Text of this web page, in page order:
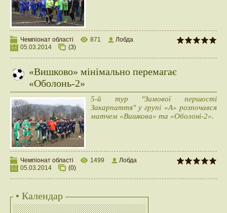
Чемпіонат області 871
Лобда
05.03.2014
(3)
«Вишково» мінімально перемагає
«Оболонь-2»
5-й тур "Зимової першості
Закарпаття" у групі «А» розпочався
матчем «Вишкова» та «Оболоні-2».
Чемпіонат області 1499
Лобда
05.03.2014
(0)
• Календар